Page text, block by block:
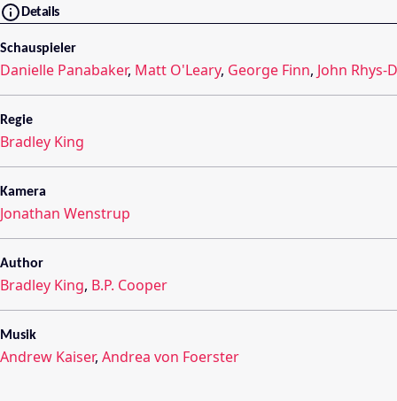
Details
Schauspieler
Danielle Panabaker, Matt O'Leary, George Finn, John Rhys-
Regie
Bradley King
Kamera
Jonathan Wenstrup
Author
Bradley King, B.P. Cooper
Musik
Andrew Kaiser, Andrea von Foerster